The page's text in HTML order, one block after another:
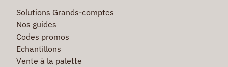
Solutions Grands-comptes
Nos guides
Codes promos
Echantillons
Vente à la palette